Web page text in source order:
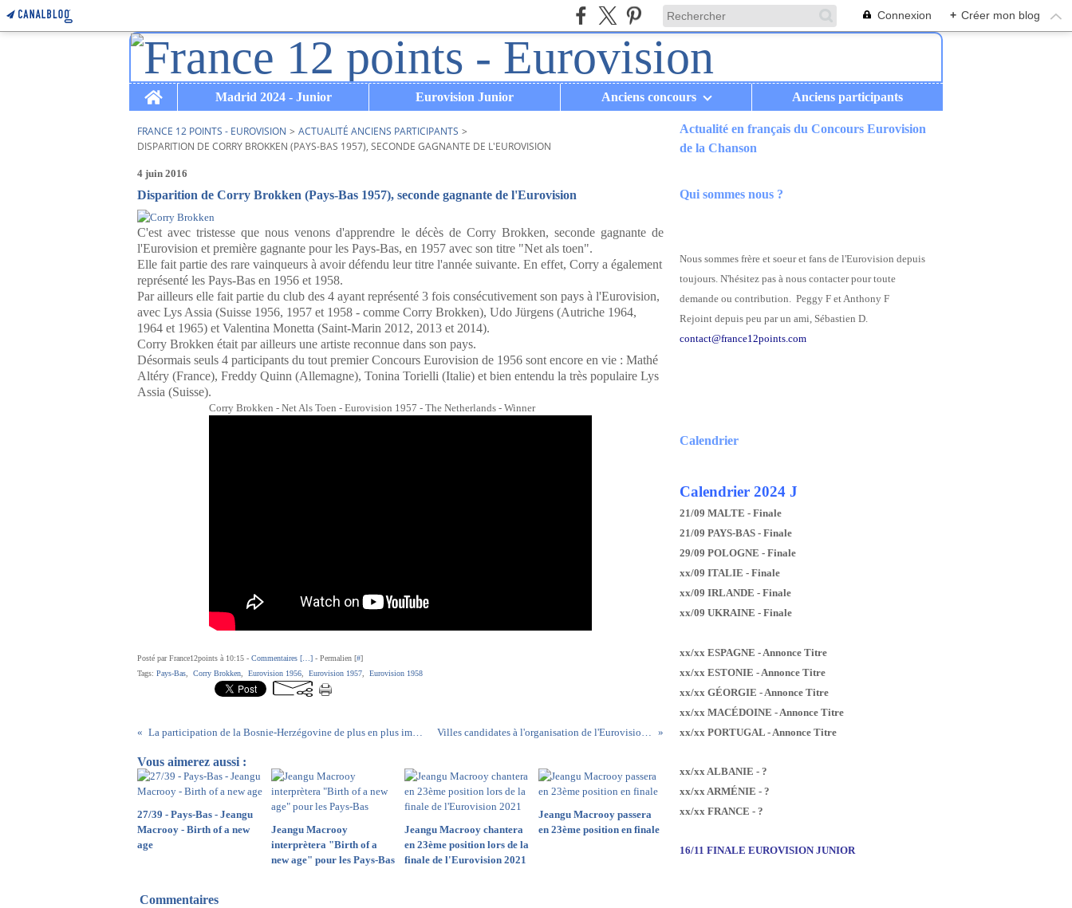
Connexion + Créer mon blog
Home
Madrid 2024 - Junior Eurovision Junior Anciens concours Anciens participants
FRANCE 12 POINTS - EUROVISION > ACTUALITÉ ANCIENS PARTICIPANTS >
DISPARITION DE CORRY BROKKEN (PAYS-BAS 1957), SECONDE GAGNANTE DE L'EUROVISION
4 juin 2016
Disparition de Corry Brokken (Pays-Bas 1957), seconde gagnante de l'Eurovision
C'est avec tristesse que nous venons d'apprendre le décès de Corry Brokken, seconde gagnante de
l'Eurovision et première gagnante pour les Pays-Bas, en 1957 avec son titre "Net als toen".
Elle fait partie des rare vainqueurs à avoir défendu leur titre l'année suivante. En effet, Corry a également
représenté les Pays-Bas en 1956 et 1958.
Par ailleurs elle fait partie du club des 4 ayant représenté 3 fois consécutivement son pays à l'Eurovision,
avec Lys Assia (Suisse 1956, 1957 et 1958 - comme Corry Brokken), Udo Jürgens (Autriche 1964,
1964 et 1965) et Valentina Monetta (Saint-Marin 2012, 2013 et 2014).
Corry Brokken était par ailleurs une artiste reconnue dans son pays.
Désormais seuls 4 participants du tout premier Concours Eurovision de 1956 sont encore en vie : Mathé
Altéry (France), Freddy Quinn (Allemagne), Tonina Torielli (Italie) et bien entendu la très populaire Lys
Assia (Suisse).
Corry Brokken - Net Als Toen - Eurovision 1957 - The Netherlands - Winner
Posté par France12points à 10:15 - Commentaires [ ] - Permalien [#]
Tags: Pays-Bas Corry Brokken Eurovision 1956 Eurovision 1957 Eurovision 1958
La participation de la Bosnie-Herzégovine de plus en plus improbable Villes candidates à l'organisation de l'Eurovision 2017
Vous aimerez aussi :
27/39 - Pays-Bas - Jeangu
Macrooy - Birth of a new
age
Jeangu Macrooy
interprètera "Birth of a
new age" pour les Pays-Bas
Jeangu Macrooy chantera
en 23ème position lors de la
finale de l'Eurovision 2021
Jeangu Macrooy passera
en 23ème position en finale
Commentaires
Actualité en français du Concours Eurovision
de la Chanson
Qui sommes nous ?
Nous sommes frère et soeur et fans de l'Eurovision depuis
toujours. N'hésitez pas à nous contacter pour toute
demande ou contribution. Peggy F et Anthony F
Rejoint depuis peu par un ami, Sébastien D.
contact@france12points.com
Calendrier
Calendrier 2024 J
21/09 MALTE - Finale
21/09 PAYS-BAS - Finale
29/09 POLOGNE - Finale
xx/09 ITALIE - Finale
xx/09 IRLANDE - Finale
xx/09 UKRAINE - Finale
xx/xx ESPAGNE - Annonce Titre
xx/xx ESTONIE - Annonce Titre
xx/xx GÉORGIE - Annonce Titre
xx/xx MACÉDOINE - Annonce Titre
xx/xx PORTUGAL - Annonce Titre
xx/xx ALBANIE - ?
xx/xx ARMÉNIE - ?
xx/xx FRANCE - ?
16/11 FINALE EUROVISION JUNIOR